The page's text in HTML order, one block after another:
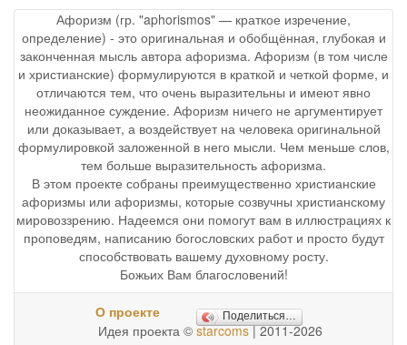
Афоризм (гр. "aphorismos" — краткое изречение,
определение) - это оригинальная и обобщённая, глубокая и
законченная мысль автора афоризма. Афоризм (в том числе
и христианские) формулируются в краткой и четкой форме, и
отличаются тем, что очень выразительны и имеют явно
неожиданное суждение. Афоризм ничего не аргументирует
или доказывает, а воздействует на человека оригинальной
формулировкой заложенной в него мысли. Чем меньше слов,
тем больше выразительность афоризма.
В этом проекте собраны преимущественно христианские
афоризмы или афоризмы, которые созвучны христианскому
мировоззрению. Надеемся они помогут вам в иллюстрациях к
проповедям, написанию богословских работ и просто будут
способствовать вашему духовному росту.
Божьих Вам благословений!
О проекте Поделиться…
Идея проекта © starcoms| 2011-2026